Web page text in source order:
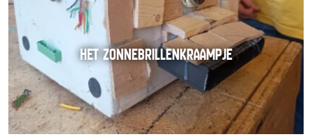
HET ZONNEBRILLENKRAAMPJE